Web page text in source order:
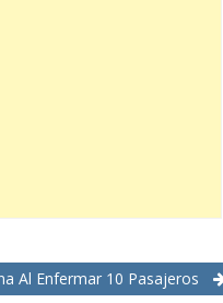
Al Enfermar 10 Pasajeros